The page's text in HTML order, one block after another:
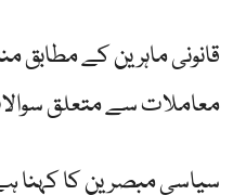
قانونی ماہرین کے مطابق
معاملات سے متعلق
سیاسی مبصرین کا کہنا